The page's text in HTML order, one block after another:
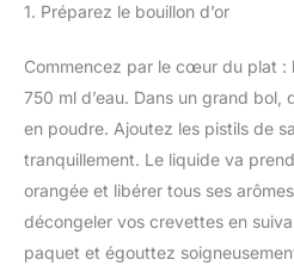
1. Préparez le bouillon d’or
Commencez par le cœur du plat :
750 ml d’eau. Dans un grand
en poudre. Ajoutez les pistils de
tranquillement. Le liquide va
orangée et libérer tous ses
décongeler vos crevettes en
paquet et égouttez